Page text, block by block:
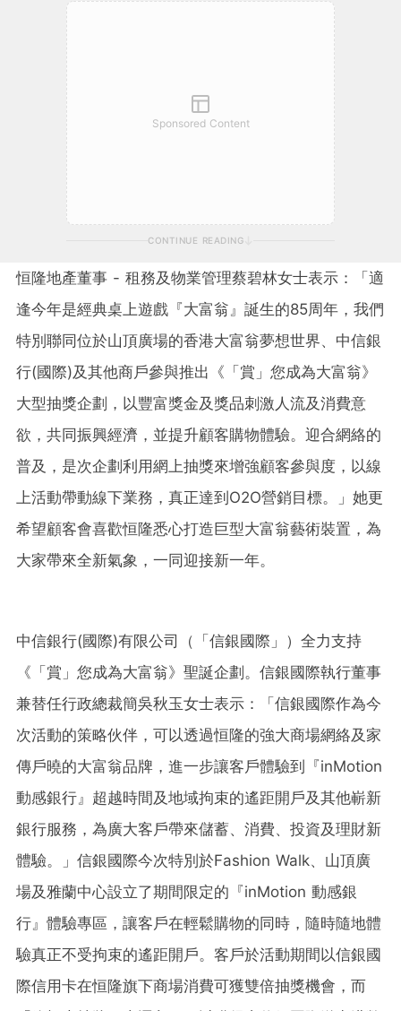
Sponsored Content
CONTINUE READING
恒隆地產董事 - 租務及物業管理蔡碧林女士表示：「適
逢今年是經典桌上遊戲『大富翁』誕生的85周年，我們
特別聯同位於山頂廣場的香港大富翁夢想世界、中信銀
行(國際)及其他商戶參與推出《「賞」您成為大富翁》
大型抽獎企劃，以豐富獎金及獎品刺激人流及消費意
欲，共同振興經濟，並提升顧客購物體驗。迎合網絡的
普及，是次企劃利用網上抽獎來增強顧客參與度，以線
上活動帶動線下業務，真正達到O2O營銷目標。」她更
希望顧客會喜歡恒隆悉心打造巨型大富翁藝術裝置，為
大家帶來全新氣象，一同迎接新一年。
中信銀行(國際)有限公司（「信銀國際」）全力支持
《「賞」您成為大富翁》聖誕企劃。信銀國際執行董事
兼替任行政總裁簡吳秋玉女士表示：「信銀國際作為今
次活動的策略伙伴，可以透過恒隆的強大商場網絡及家
傳戶曉的大富翁品牌，進一步讓客戶體驗到『inMotion
動感銀行』超越時間及地域拘束的遙距開戶及其他嶄新
銀行服務，為廣大客戶帶來儲蓄、消費、投資及理財新
體驗。」信銀國際今次特別於Fashion Walk、山頂廣
場及雅蘭中心設立了期間限定的『inMotion 動感銀
行』體驗專區，讓客戶在輕鬆購物的同時，隨時隨地體
驗真正不受拘束的遙距開戶。客戶於活動期間以信銀國
際信用卡在恒隆旗下商場消費可獲雙倍抽獎機會，而